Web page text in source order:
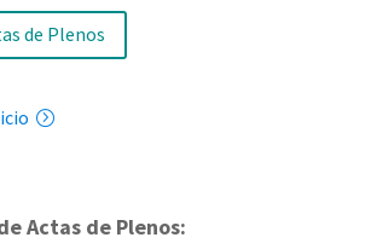
de Plenos
Actas de Plenos: